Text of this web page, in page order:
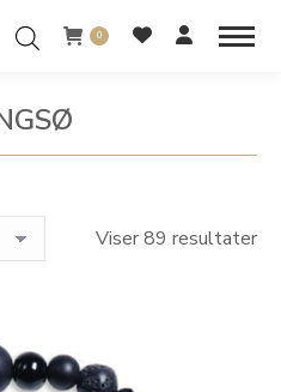
0
You are here:
Viser 89 resultater